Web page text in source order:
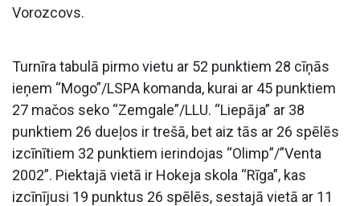
Vorozcovs.
Turnīra tabulā pirmo vietu ar 52 punktiem 28 cīņās
ieņem “Mogo”/LSPA komanda, kurai ar 45 punktiem
27 mačos seko “Zemgale”/LLU. “Liepāja” ar 38
punktiem 26 dueļos ir trešā, bet aiz tās ar 26 spēlēs
izcīnītiem 32 punktiem ierindojas “Olimp”/”Venta
2002”. Piektajā vietā ir Hokeja skola “Rīga”, kas
izcīnījusi 19 punktus 26 spēlēs, sestajā vietā ar 11